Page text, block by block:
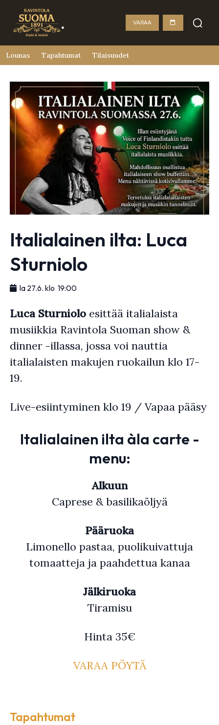
VARAA
Lounas Tapahtumat Tilaisuudet
Italialainen ilta: Luca
Sturniolo
la 27.6. klo 19:00
Luca Sturniolo esittää italialaista
musiikkia Ravintola Suoman show &
dinner -illassa, jossa voi nauttia
italialaisten makujen ruokailun klo 17-
19.
Live-esiintyminen klo 19 / Vapaa pääsy
Italialainen ilta àla carte -
menu:
Alkuun
Caprese & basilikaöljyä
Pääruoka
Limonello pastaa, puolikuivattuja
tomaatteja ja paahdettua kanaa
Jälkiruoka
Tiramisu
Hinta 35€
VARAA PÖYTÄ
Tapahtumat